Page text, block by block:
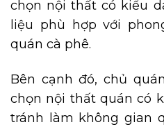
chọn nội thất có kiểu
liệu phù hợp với
quán cà phê.
Bên cạnh đó, chủ
chọn nội thất quán có
tránh làm không gian